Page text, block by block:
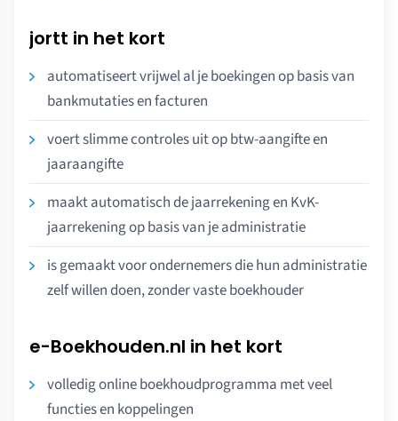
jortt in het kort
automatiseert vrijwel al je boekingen op basis van
bankmutaties en facturen
voert slimme controles uit op btw-aangifte en
jaaraangifte
maakt automatisch de jaarrekening en KvK-
jaarrekening op basis van je administratie
is gemaakt voor ondernemers die hun administratie
zelf willen doen, zonder vaste boekhouder
e-Boekhouden.nl in het kort
volledig online boekhoudprogramma met veel
functies en koppelingen